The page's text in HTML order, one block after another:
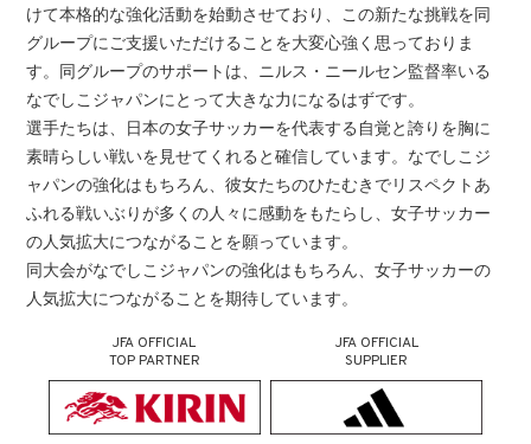
けて本格的な強化活動を始動させており、この新たな挑戦を同
グループにご支援いただけることを大変心強く思っておりま
す。同グループのサポートは、ニルス・ニールセン監督率いる
なでしこジャパンにとって大きな力になるはずです。
選手たちは、日本の女子サッカーを代表する自覚と誇りを胸に
素晴らしい戦いを見せてくれると確信しています。なでしこジ
ャパンの強化はもちろん、彼女たちのひたむきでリスペクトあ
ふれる戦いぶりが多くの人々に感動をもたらし、女子サッカー
の人気拡大につながることを願っています。
同大会がなでしこジャパンの強化はもちろん、女子サッカーの
人気拡大につながることを期待しています。
JFA OFFICIAL
TOP PARTNER
JFA OFFICIAL
SUPPLIER